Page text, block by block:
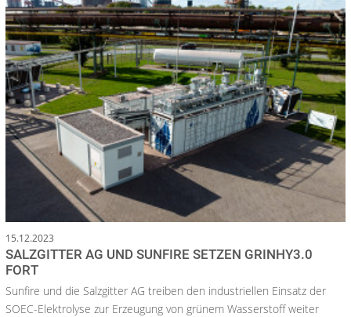
15.12.2023
SALZGITTER AG UND SUNFIRE SETZEN GRINHY3.0
FORT
Sunfire und die Salzgitter AG treiben den industriellen Einsatz der
SOEC-Elektrolyse zur Erzeugung von grünem Wasserstoff weiter